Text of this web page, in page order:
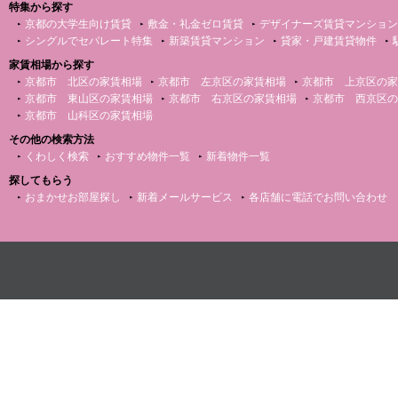
特集から探す
京都の大学生向け賃貸
敷金・礼金ゼロ賃貸
デザイナーズ賃貸マンション
シングルでセパレート特集
新築賃貸マンション 貸家・戸建賃貸物件
家賃相場から探す
京都市 北区の家賃相場
京都市 左京区の家賃相場
京都市 上京区の
京都市 東山区の家賃相場
京都市 右京区の家賃相場
京都市 西京区
京都市 山科区の家賃相場
その他の検索方法
くわしく検索
おすすめ物件一覧
新着物件一覧
探してもらう
おまかせお部屋探し
新着メールサービス 各店舗に電話でお問い合わせ